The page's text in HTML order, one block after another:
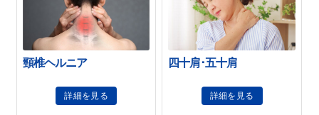
頸椎ヘルニア
詳細を見る
四十肩･五十肩
詳細を見る